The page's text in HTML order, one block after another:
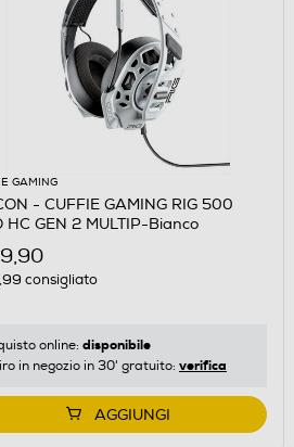
GAMING
- CUFFIE GAMING RIG 500
HC GEN 2 MULTIP-Bianco
consigliato
online: disponibile
in negozio in 30' gratuito: verifica
AGGIUNGI